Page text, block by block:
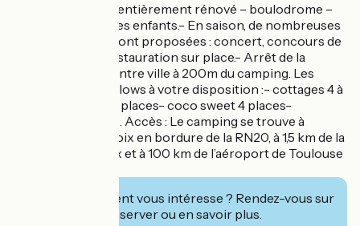
Espace aquatique entièrement rénové – boulodrome –
aire de jeux pour les enfants.- En saison, de nombreuses
animations vous sont proposées : concert, concours de
pétanque, etc.- Restauration sur place.- Arrêt de la
navette pour le centre ville à 200m du camping. Les
cottages et bungalows à votre disposition :- cottages 4 à
6 places- tentes 4 places- coco sweet 4 places-
Valentins 2 places. Accès : Le camping se trouve à
l’entrée nord de Foix en bordure de la RN20, à 1,5 km de la
gare SNCF de Foix et à 100 km de l’aéroport de Toulouse
Cet établissement vous intéresse ? Rendez-vous sur
leur site pour réserver ou en savoir plus.